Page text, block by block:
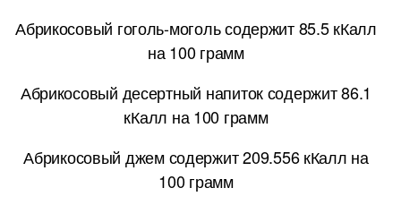
Абрикосовый гоголь-моголь содержит 85.5 кКалл
на 100 грамм
Абрикосовый десертный напиток содержит 86.1
кКалл на 100 грамм
Абрикосовый джем содержит 209.556 кКалл на
100 грамм